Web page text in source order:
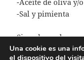
-Aceite de oliva y/
-Sal y pimienta
Sigue leyendo
Una cookie es una
el dispositivo del